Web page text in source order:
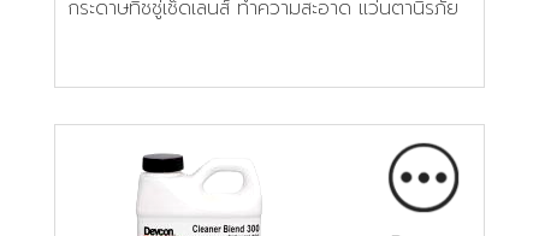
กระดาษทิชชู่เช็ดเลนส์ ทำความสะอาด แว่นตานิรภัย